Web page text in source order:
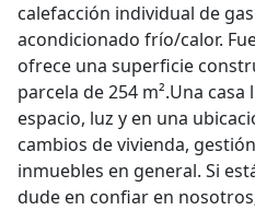
calefacción individual de
acondicionado frío/calor.
ofrece una superficie
parcela de 254 m².Una
espacio, luz y en una
cambios de vivienda,
inmuebles en general. Si
dude en confiar en